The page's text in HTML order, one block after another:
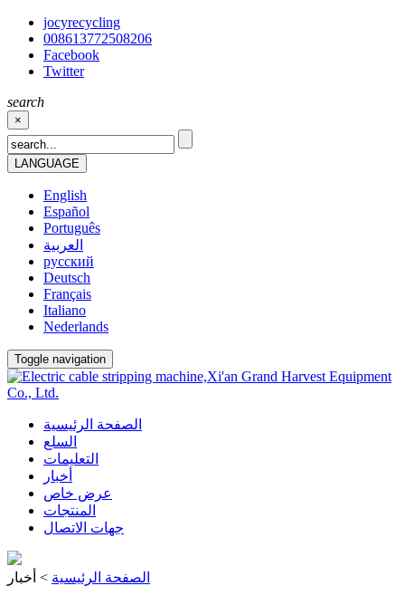
jocyrecycling
008613772508206
Facebook
Twitter
search
×
LANGUAGE
English
Español
Português
العربية
русский
Deutsch
Français
Italiano
Nederlands
Toggle navigation
الصفحة الرئيسية
السلع
التعليمات
أخبار
عرض خاص
المنتجات
جهات الاتصال
الصفحة الرئيسية > أخبار